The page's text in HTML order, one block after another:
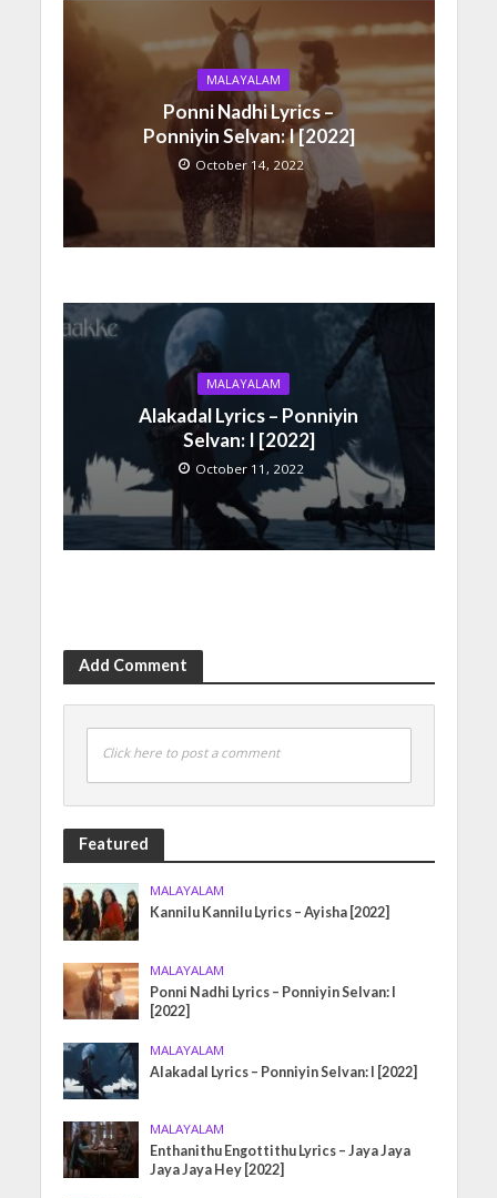
MALAYALAM
Ponni Nadhi Lyrics –
Ponniyin Selvan: I [2022]
October 14, 2022
MALAYALAM
Alakadal Lyrics – Ponniyin
Selvan: I [2022]
October 11, 2022
Add Comment
Click here to post a comment
Featured
MALAYALAM
Kannilu Kannilu Lyrics – Ayisha [2022]
MALAYALAM
Ponni Nadhi Lyrics – Ponniyin Selvan: I
[2022]
MALAYALAM
Alakadal Lyrics – Ponniyin Selvan: I [2022]
MALAYALAM
Enthanithu Engottithu Lyrics – Jaya Jaya
Jaya Jaya Hey [2022]